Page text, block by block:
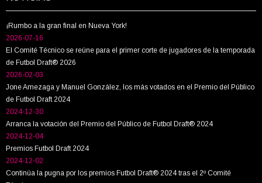
¡Rumbo a la gran final en Nueva York!
2026-07-16
El Comité Técnico se reúne para el primer corte de jugadores de la temporada
de Futbol Draft® 2026
2026-02-03
Jone Amezaga y Manuel González, los más votados en el Premio del Público
de Futbol Draft 2024
2024-12-30
Arranca la votación del Premio del Público de Futbol Draft® 2024
2024-12-04
Premios Futbol Draft 2024
2024-12-02
Continúa la pugna por los premios Futbol Draft® 2024 tras el 2º Comité